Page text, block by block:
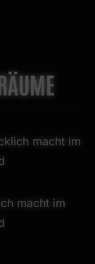
macht im
macht im